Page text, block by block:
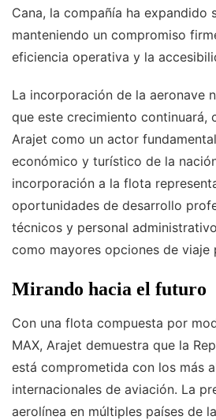
Cana, la compañía ha expandido
manteniendo un compromiso
eficiencia operativa y la
La incorporación de la aeronave
que este crecimiento continuará,
Arajet como un actor
económico y turístico de la
incorporación a la flota
oportunidades de desarrollo
técnicos y personal
como mayores opciones de viaje
Mirando hacia el futuro
Con una flota compuesta por
MAX, Arajet demuestra que la
está comprometida con los más
internacionales de aviación. La
aerolínea en múltiples países de